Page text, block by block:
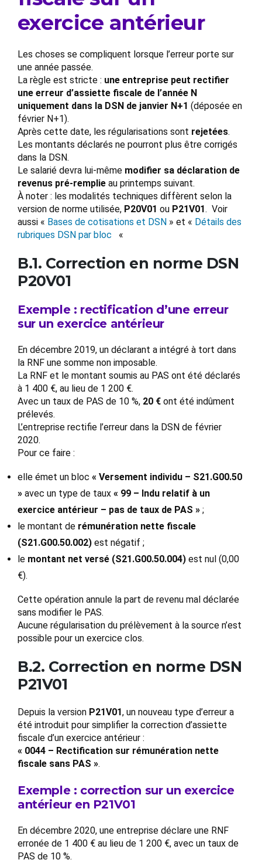
exercice antérieur
Les choses se compliquent lorsque l’erreur porte sur
une année passée.
La règle est stricte : une entreprise peut rectifier
une erreur d’assiette fiscale de l’année N
uniquement dans la DSN de janvier N+1 (déposée en
février N+1).
Après cette date, les régularisations sont rejetées.
Les montants déclarés ne pourront plus être corrigés
dans la DSN.
Le salarié devra lui-même modifier sa déclaration de
revenus pré-remplie au printemps suivant.
À noter : les modalités techniques diffèrent selon la
version de norme utilisée, P20V01 ou P21V01. Voir
aussi « Bases de cotisations et DSN » et « Détails des
rubriques DSN par bloc
«
B.1. Correction en norme DSN
P20V01
Exemple : rectification d’une erreur
sur un exercice antérieur
En décembre 2019, un déclarant a intégré à tort dans
la RNF une somme non imposable.
La RNF et le montant soumis au PAS ont été déclarés
à 1 400 €, au lieu de 1 200 €.
Avec un taux de PAS de 10 %, 20 € ont été indûment
prélevés.
L’entreprise rectifie l’erreur dans la DSN de février
2020.
Pour ce faire :
elle émet un bloc « Versement individu – S21.G00.50
» avec un type de taux « 99 – Indu relatif à un
exercice antérieur – pas de taux de PAS » ;
le montant de rémunération nette fiscale
(S21.G00.50.002) est négatif ;
le montant net versé (S21.G00.50.004) est nul (0,00
€).
Cette opération annule la part de revenu mal déclarée
sans modifier le PAS.
Aucune régularisation du prélèvement à la source n’est
possible pour un exercice clos.
B.2. Correction en norme DSN
P21V01
Depuis la version P21V01, un nouveau type d’erreur a
été introduit pour simplifier la correction d’assiette
fiscale d’un exercice antérieur :
« 0044 – Rectification sur rémunération nette
fiscale sans PAS ».
Exemple : correction sur un exercice
antérieur en P21V01
En décembre 2020, une entreprise déclare une RNF
erronée de 1 400 € au lieu de 1 200 €, avec un taux de
PAS de 10 %.